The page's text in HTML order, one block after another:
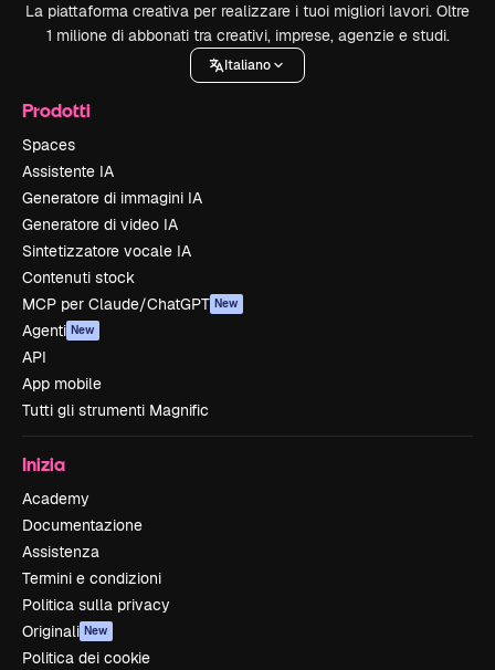
La piattaforma creativa per realizzare i tuoi migliori lavori. Oltre
1 milione di abbonati tra creativi, imprese, agenzie e studi.
Italiano
Prodotti
Spaces
Assistente IA
Generatore di immagini IA
Generatore di video IA
Sintetizzatore vocale IA
Contenuti stock
MCP per Claude/ChatGPT New
Agenti New
API
App mobile
Tutti gli strumenti Magnific
Inizia
Academy
Documentazione
Assistenza
Termini e condizioni
Politica sulla privacy
Originali New
Politica dei cookie